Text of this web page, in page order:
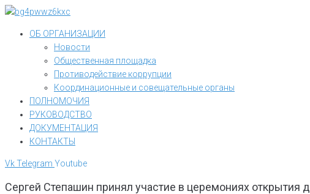
Перейти
контентуОБ ОРГАНИЗАЦИИ
Новости
Общественная площадка
Противодействие коррупции
Координационные и совещательные органы
ПОЛНОМОЧИЯ
РУКОВОДСТВО
ДОКУМЕНТАЦИЯ
КОНТАКТЫ
VkTelegram Youtube
Сергей Степашин принял участие в церемониях открытия